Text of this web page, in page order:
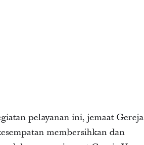
pelayanan ini, jemaat Gereja
membersihkan dan